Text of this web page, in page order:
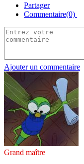
Partager
Commentaire(0)
Ajouter un commentaire
Grand maître